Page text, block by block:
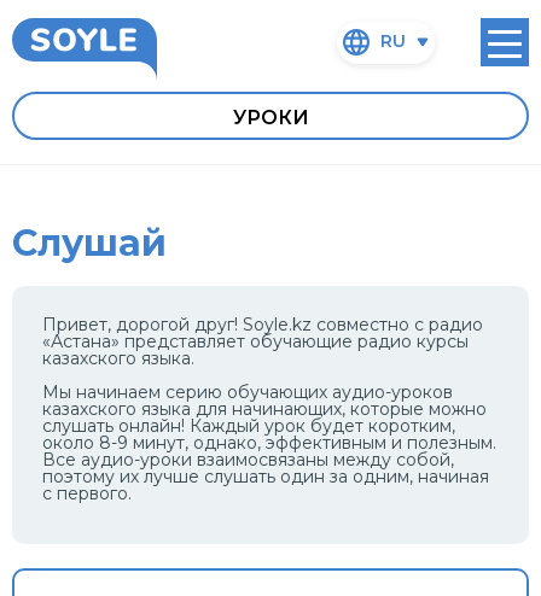
RU
УРОКИ
Слушай
Привет, дорогой друг! Soyle.kz совместно с радио
«Астана» представляет обучающие радио курсы
казахского языка.
Мы начинаем серию обучающих аудио-уроков
казахского языка для начинающих, которые можно
слушать онлайн! Каждый урок будет коротким,
около 8-9 минут, однако, эффективным и полезным.
Все аудио-уроки взаимосвязаны между собой,
поэтому их лучше слушать один за одним, начиная
с первого.